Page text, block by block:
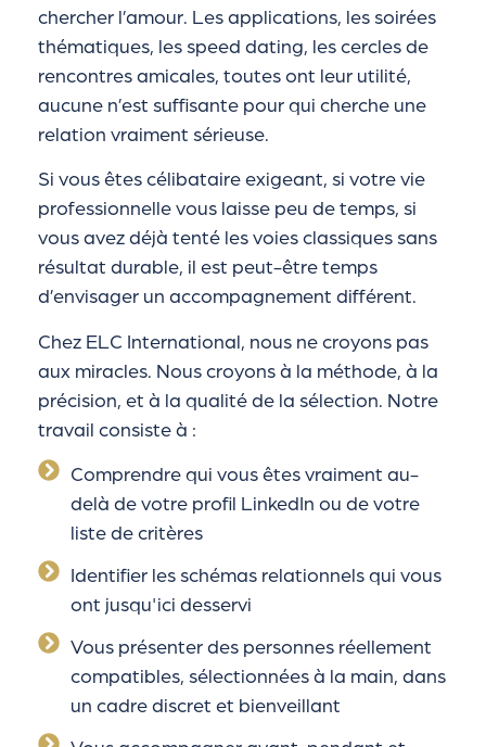
chercher l’amour. Les applications, les soirées
thématiques, les speed dating, les cercles de
rencontres amicales, toutes ont leur utilité,
aucune n’est suffisante pour qui cherche une
relation vraiment sérieuse.
Si vous êtes célibataire exigeant, si votre vie
professionnelle vous laisse peu de temps, si
vous avez déjà tenté les voies classiques sans
résultat durable, il est peut-être temps
d’envisager un accompagnement différent.
Chez ELC International, nous ne croyons pas
aux miracles. Nous croyons à la méthode, à la
précision, et à la qualité de la sélection. Notre
travail consiste à :
Comprendre qui vous êtes vraiment au-
delà de votre profil LinkedIn ou de votre
liste de critères
Identifier les schémas relationnels qui vous
ont jusqu'ici desservi
Vous présenter des personnes réellement
compatibles, sélectionnées à la main, dans
un cadre discret et bienveillant